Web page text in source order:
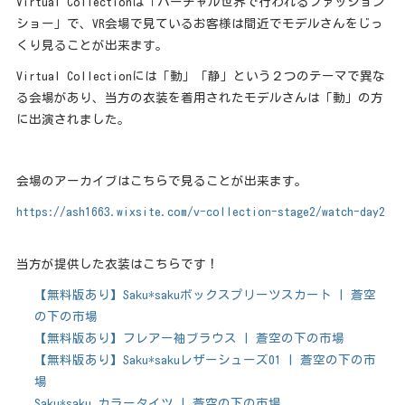
ショー」で、VR会場で見ているお客様は間近でモデルさんをじっ
くり見ることが出来ます。
Virtual Collectionには「動」「静」という２つのテーマで異な
る会場があり、当方の衣装を着用されたモデルさんは「動」の方
に出演されました。
会場のアーカイブはこちらで見ることが出来ます。
https://ash1663.wixsite.com/v-collection-stage2/watch-day2
当方が提供した衣装はこちらです！
【無料版あり】Saku*sakuボックスプリーツスカート | 蒼空
の下の市場
【無料版あり】フレアー袖ブラウス | 蒼空の下の市場
【無料版あり】Saku*sakuレザーシューズ01 | 蒼空の下の市
場